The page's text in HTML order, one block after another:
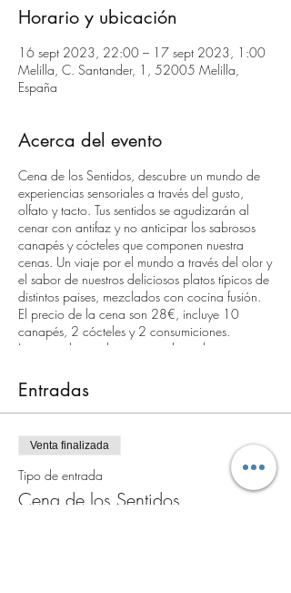
Horario y ubicación
16 sept 2023, 22:00 – 17 sept 2023, 1:00
Melilla, C. Santander, 1, 52005 Melilla,
España
Acerca del evento
Cena de los Sentidos, descubre un mundo de
experiencias sensoriales a través del gusto,
olfato y tacto. Tus sentidos se agudizarán al
cenar con antifaz y no anticipar los sabrosos
canapés y cócteles que componen nuestra
cenas. Un viaje por el mundo a través del olor y
el sabor de nuestros deliciosos platos típicos de
distintos paises, mezclados con cocina fusión.
El precio de la cena son 28€, incluye 10
canapés, 2 cócteles y 2 consumiciones.
Las entradas tambien se pueden adquirir como
688420928.
Entradas
Venta finalizada
Tipo de entrada
Cena de los Sentidos